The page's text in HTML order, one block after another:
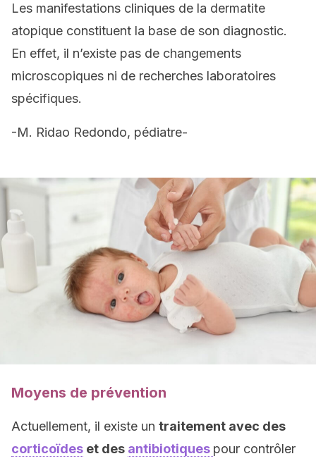
Les manifestations cliniques de la dermatite
atopique constituent la base de son diagnostic.
En effet, il n’existe pas de changements
microscopiques ni de recherches laboratoires
spécifiques.
-M. Ridao Redondo, pédiatre-
Moyens de prévention
Actuellement, il existe un traitement avec des
corticoïdes et des antibiotiques pour contrôler